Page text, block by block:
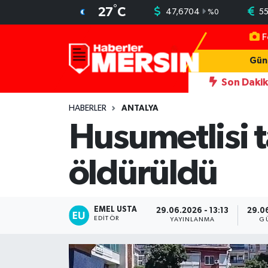
27°C 47,6704 %0
Son
Muratpaşa'nın LGS başarısı 12:12
HABERLER ANTALYA
Husumetlisi
öldürüldü
EMEL USTA
EDITÖR
29.06.2026 - 13:13
YAYINLANMA
Mersin Nöbetçi Eczaneler
Mersin Hava Durumu
Mersin Trafik Yoğunluk Haritası
Süper Lig Puan Durumu ve Fikstür
Tüm Manşetler
Haber Arşivi